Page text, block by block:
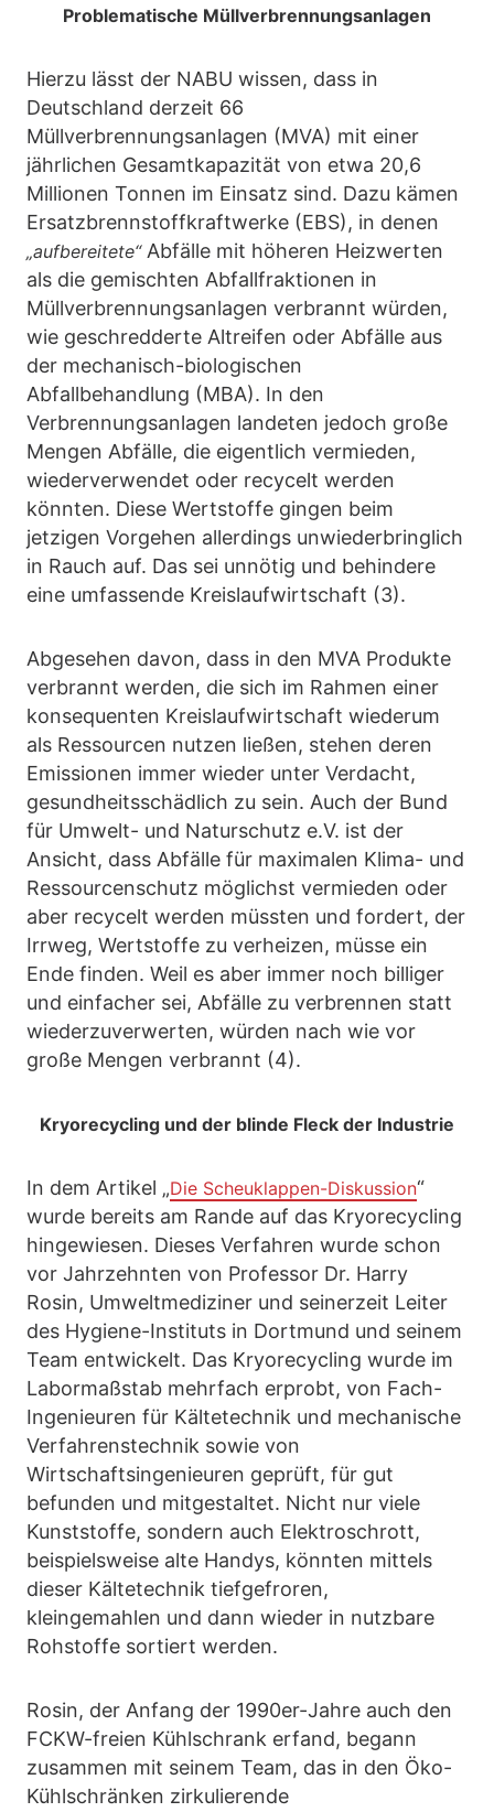
Problematische Müllverbrennungsanlagen
Hierzu lässt der NABU wissen, dass in
Deutschland derzeit 66
Müllverbrennungsanlagen (MVA) mit einer
jährlichen Gesamtkapazität von etwa 20,6
Millionen Tonnen im Einsatz sind. Dazu kämen
Ersatzbrennstoffkraftwerke (EBS), in denen
„aufbereitete“Abfälle mit höheren Heizwerten
als die gemischten Abfallfraktionen in
Müllverbrennungsanlagen verbrannt würden,
wie geschredderte Altreifen oder Abfälle aus
der mechanisch-biologischen
Abfallbehandlung (MBA). In den
Verbrennungsanlagen landeten jedoch große
Mengen Abfälle, die eigentlich vermieden,
wiederverwendet oder recycelt werden
könnten. Diese Wertstoffe gingen beim
jetzigen Vorgehen allerdings unwiederbringlich
in Rauch auf. Das sei unnötig und behindere
eine umfassende Kreislaufwirtschaft (3).
Abgesehen davon, dass in den MVA Produkte
verbrannt werden, die sich im Rahmen einer
konsequenten Kreislaufwirtschaft wiederum
als Ressourcen nutzen ließen, stehen deren
Emissionen immer wieder unter Verdacht,
gesundheitsschädlich zu sein. Auch der Bund
für Umwelt- und Naturschutz e.V. ist der
Ansicht, dass Abfälle für maximalen Klima- und
Ressourcenschutz möglichst vermieden oder
aber recycelt werden müssten und fordert, der
Irrweg, Wertstoffe zu verheizen, müsse ein
Ende finden. Weil es aber immer noch billiger
und einfacher sei, Abfälle zu verbrennen statt
wiederzuverwerten, würden nach wie vor
große Mengen verbrannt (4).
Kryorecycling und der blinde Fleck der Industrie
In dem Artikel „Die Scheuklappen-Diskussion“
wurde bereits am Rande auf das Kryorecycling
hingewiesen. Dieses Verfahren wurde schon
vor Jahrzehnten von Professor Dr. Harry
Rosin, Umweltmediziner und seinerzeit Leiter
des Hygiene-Instituts in Dortmund und seinem
Team entwickelt. Das Kryorecycling wurde im
Labormaßstab mehrfach erprobt, von Fach-
Ingenieuren für Kältetechnik und mechanische
Verfahrenstechnik sowie von
Wirtschaftsingenieuren geprüft, für gut
befunden und mitgestaltet. Nicht nur viele
Kunststoffe, sondern auch Elektroschrott,
beispielsweise alte Handys, könnten mittels
dieser Kältetechnik tiefgefroren,
kleingemahlen und dann wieder in nutzbare
Rohstoffe sortiert werden.
Rosin, der Anfang der 1990er-Jahre auch den
FCKW-freien Kühlschrank erfand, begann
zusammen mit seinem Team, das in den Öko-
Kühlschränken zirkulierende